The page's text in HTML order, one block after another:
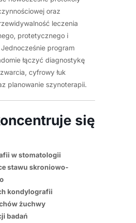
oraz
leczenia
protetycznego i
program
łączyć diagnostykę
cyfrowy łuk
planowanie szynoterapii.
się
w stomatologii
stawu skroniowo-
kondylografii
żuchwy
badań